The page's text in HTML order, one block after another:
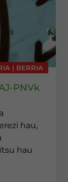
| BERRIA
PNVk
hau,
hau